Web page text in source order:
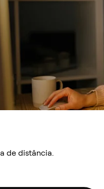
de distância.